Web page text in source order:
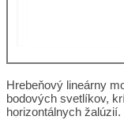
Hrebeňový lineárny
bodových svetlíkov,
horizontálnych žalúzií.